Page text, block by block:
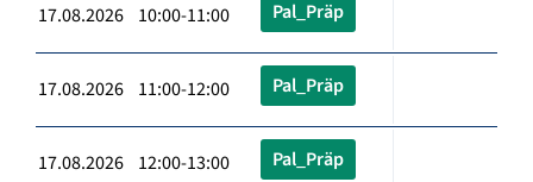
17.08.2026 10:00-11:00 Pal_Präp
17.08.2026 11:00-12:00 Pal_Präp
17.08.2026 12:00-13:00 Pal_Präp